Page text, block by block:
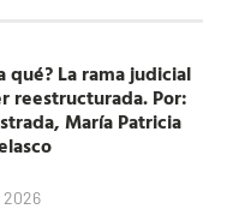
qué? La rama judicial
reestructurada. Por:
María Patricia
2026